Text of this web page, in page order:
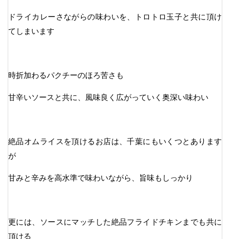
ドライカレーさながらの味わいを、トロトロ玉子と共に頂け
てしまいます
時折加わるパクチーのほろ苦さも
甘辛いソースと共に、風味良く広がっていく奥深い味わい
絶品オムライスを頂けるお店は、千葉にもいくつとあります
が
甘みと辛みを高水準で味わいながら、旨味もしっかり
更には、ソースにマッチした絶品フライドチキンまでも共に
頂ける